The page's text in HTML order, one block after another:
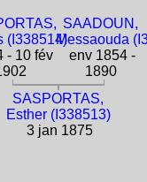
(I338514)
- 10 fév
SAADOUN,
Messaouda
env 1854 -
1890
SASPORTAS,
Esther (I338513)
3 jan 1875